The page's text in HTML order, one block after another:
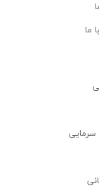
ما
سرمایی